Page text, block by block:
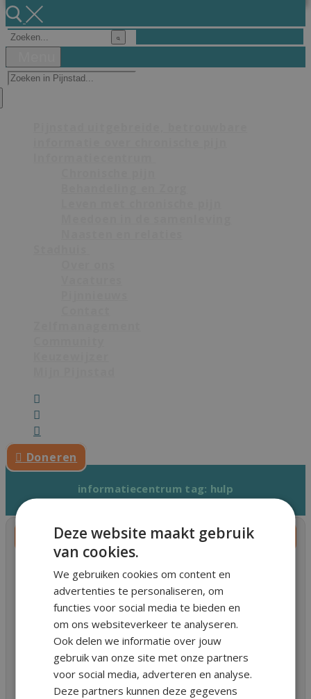
Zoeken
naar:
Zoeken
Doneren
informatiecentrum tag: hulp
Voor de familie en vrienden
Voor familie en vrienden (van iemand die chronische
pijn heeft) Hoe kun je iemand met chronische pijn
ondersteunen? * (*Om het artikel makkelijk leesbaar
te maken,… Vorige artikelVolgende artikel
Deze website maakt gebruik
van cookies.
We gebruiken cookies om content en
advertenties te personaliseren, om
functies voor social media te bieden en
om ons websiteverkeer te analyseren.
Ook delen we informatie over jouw
gebruik van onze site met onze partners
voor social media, adverteren en analyse.
Deze partners kunnen deze gegevens